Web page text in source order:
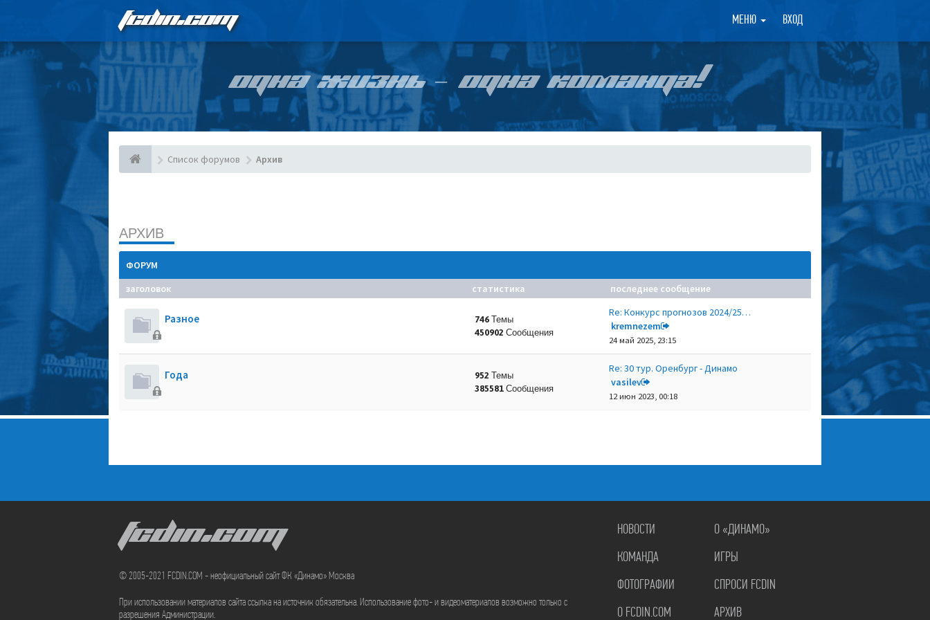
FCDIN.COM МЕНЮ ВХОД ×
ОДНА ЖИЗНЬ – ОДНА КОМАНДА!
Список форумов Архив
АРХИВ
ФОРУМ
заголовок
статистика последнее сообщение
Разное
746 Темы
450902 Сообщения
Re: Конкурс прогнозов 2024/25…
kremnezem
24 май 2025, 23:15
Года
952 Темы
385581 Сообщения
Re: 30 тур. Оренбург - Динамо
vasilev
12 июн 2023, 00:18
FCDIN.COM
© 2005-2021 FCDIN.COM - неофициальный сайт ФК «Динамо» Москва
При использовании материалов сайта ссылка на источник обязательна. Использование фото- и видеоматериалов возможно только с
разрешения Администрации.
НОВОСТИ
О «ДИНАМО»
КОМАНДА
ИГРЫ
ФОТОГРАФИИ
СПРОСИ FCDIN
О FCDIN.COM
АРХИВ